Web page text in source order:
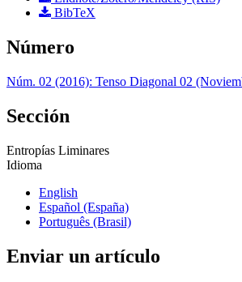
BibTeX
Número
Núm. 02 (2016): Tenso Diagonal 02
Sección
Entropías Liminares
Idioma
English
Español (España)
Português (Brasil)
Enviar un artículo